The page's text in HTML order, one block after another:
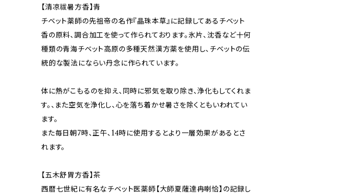
【清凉祓暑方香】青
チベット薬師の先祖帝の名作『晶珠本草』に記録してあるチベット
香の原料、調合加工を使って作られております。氷片、沈香など十何
種類の青海チベット高原の多種天然漢方薬を使用し、チベットの伝
統的な製法にならい丹念に作られています。
体に熱がこもるのを抑え、同時に邪気を取り除き、浄化もしてくれま
す。、また空気を浄化し、心を落ち着かせ暑さを除くともいわれてい
ます。
また毎日朝7時、正午、14時に使用するとより一層効果があるとさ
れます。
【五木舒胃方香】茶
西暦七世紀に有名なチベット医薬師【大師夏薩達冉喇恰】の記録し